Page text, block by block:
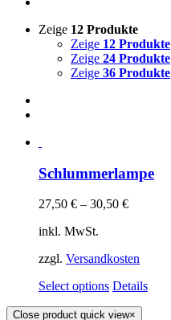
Zeige 12 Produkte
Zeige 12 Produkte
Zeige 24 Produkte
Zeige 36 Produkte
Schlummerlampe
27,50 € – 30,50 €
inkl. MwSt.
zzgl. Versandkosten
Select options Details
Close product quick view×